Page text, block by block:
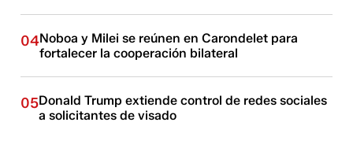
04Noboa y Milei se reúnen en Carondelet para
fortalecer la cooperación bilateral
05Donald Trump extiende control de redes sociales
a solicitantes de visado